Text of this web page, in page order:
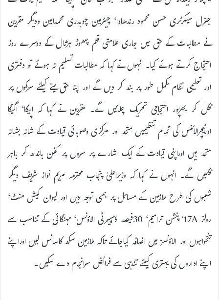
جنرل سیکرٹری حسن محمود رندھاوا‘ چیئرمین چوہدری محمدامین ودیگر مقررین
نے مطالبات کے حق میں جاری علامتی قلم چھوڑ ہڑتال کے دوسرے روز
احتجاج کرتے ہوئے کیا۔ انہوں نے کہا کہ مطالبات تسلیم نہ ہوئے تو دفتری
اور تعلیمی نظام مکمل طور پر بند کر دیں گے اور اپنا حق لینے کیلئے سڑکوں پر
نکل کر بھرپور احتجاجی تحریک چلائیں گے۔ مقررین نے کہا کہ اپیکا‘ اگیگا
اورٹیچرالائنس کی تمام تنظیمیں متحد اور مرکزی وصوبائی قیادت کے شانہ بشانہ
متحد ہیں اوراپنی قیادت کے ایک اشارے پر سروں پر کفن باندھ کر باہر
نکلیں گے۔ انہوں نے کہا کہ وزیراعلیٰ پنجاب محترمہ مریم نواز شریف دیگر
شعبوں کی طرح ملازمین کے مسائل پر بھی توجہ دیں اور لیوان کیش منٹ‘
رولز 17A‘ پنشن ترامیم‘ 30فیصد ڈسپیرٹی الاؤنس‘ مہنگائی کے تناسب سے
تنخواہوں اور الاؤنسز میں اضافہ کیاجائے تاکہ ملازمین سکھ کاسانس لیں اوراپنے
اپنے اداروں کی بہتری کیلئے تندہی سے فرائض سرانجام دے سکیں۔